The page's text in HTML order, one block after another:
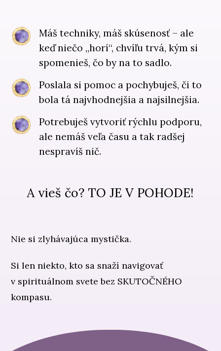
Máš techniky, máš skúsenosť – ale
keď niečo „horí“, chvíľu trvá, kým si
spomenieš, čo by na to sadlo.
Poslala si pomoc a pochybuješ, či to
bola tá najvhodnejšia a najsilnejšia.
Potrebuješ vytvoriť rýchlu podporu,
ale nemáš veľa času a tak radšej
nespravíš nič.
A vieš čo? TO JE V POHODE!
Nie si zlyhávajúca mystička.
Si len niekto, kto sa snaží navigovať
v spirituálnom svete bez SKUTOČNÉHO
kompasu.